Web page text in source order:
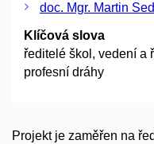
doc. Mgr. Martin
Klíčová slova
ředitelé škol, vedení a
profesní dráhy
Projekt je zaměřen na